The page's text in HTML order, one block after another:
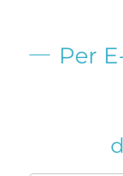
Per